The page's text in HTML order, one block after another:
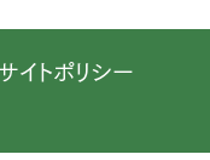
イトポリシー